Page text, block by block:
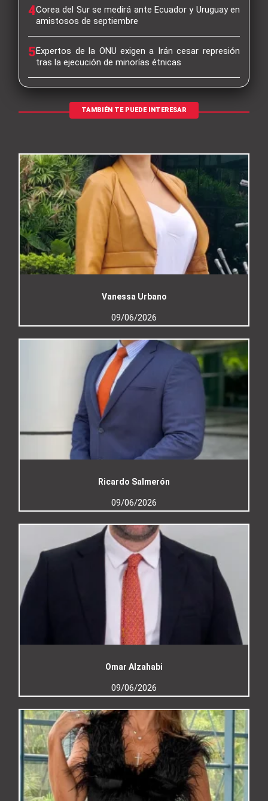
4Corea del Sur se medirá ante Ecuador y Uruguay en
amistosos de septiembre
5Expertos de la ONU exigen a Irán cesar represión
tras la ejecución de minorías étnicas
TAMBIÉN TE PUEDE INTERESAR
Vanessa Urbano
09/06/2026
Ricardo Salmerón
09/06/2026
Omar Alzahabi
09/06/2026